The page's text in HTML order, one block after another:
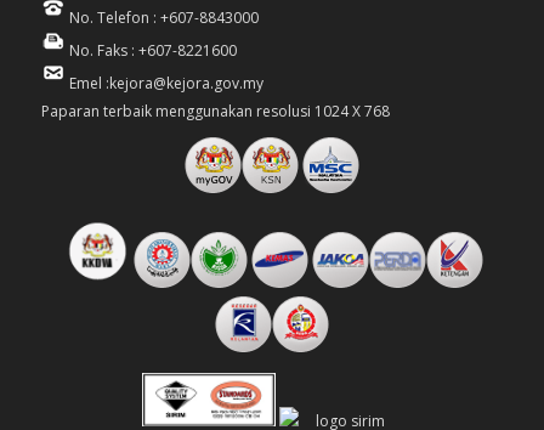
No. Telefon : +607-8843000
No. Faks : +607-8221600
Emel :kejora@kejora.gov.my
Paparan terbaik menggunakan resolusi 1024 X 768